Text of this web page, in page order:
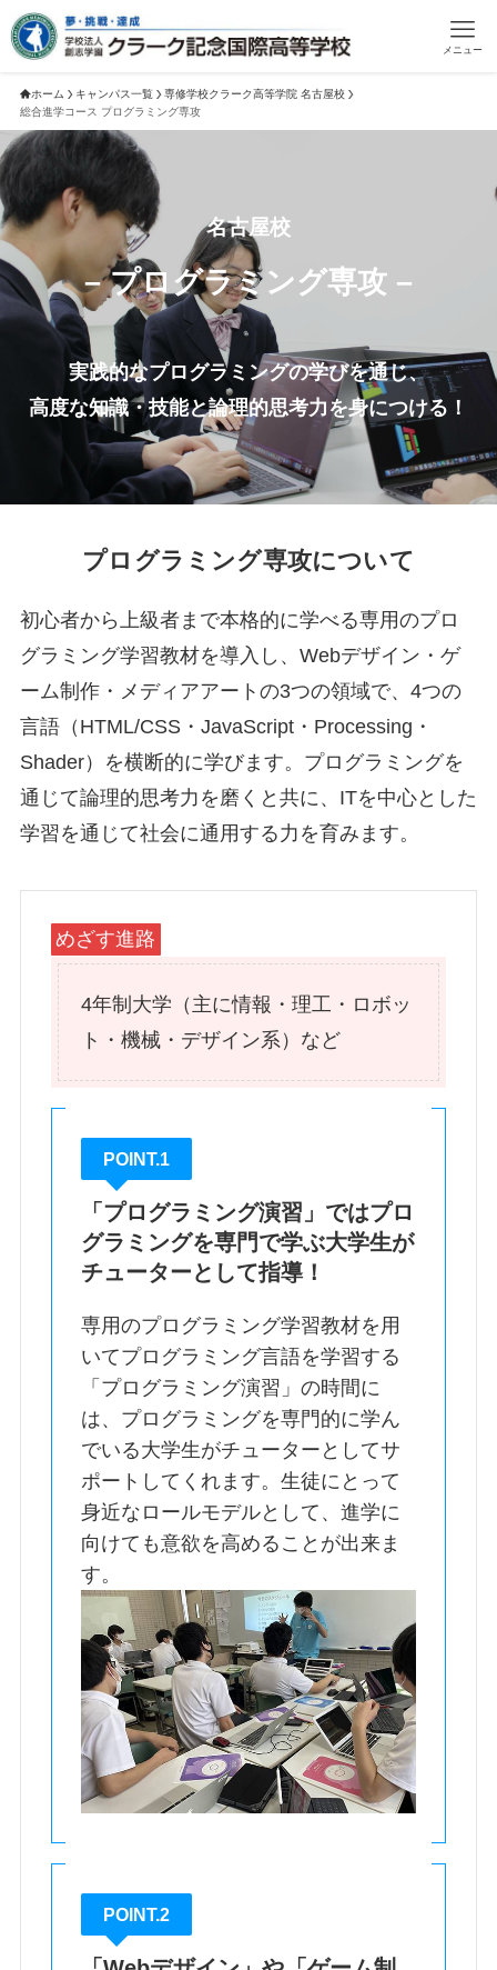
メニュー
ホーム キャンパス一覧
専修学校クラーク高等学院 名古屋校
総合進学コース プログラミング専攻
名古屋校
– プログラミング専攻 –
実践的なプログラミングの学びを通じ、
高度な知識・技能と論理的思考力を身につける！
プログラミング専攻について
初心者から上級者まで本格的に学べる専用のプロ
グラミング学習教材を導入し、Webデザイン・ゲ
ーム制作・メディアアートの3つの領域で、4つの
言語（HTML/CSS・JavaScript・Processing・
Shader）を横断的に学びます。プログラミングを
通じて論理的思考力を磨くと共に、ITを中心とした
学習を通じて社会に通用する力を育みます。
めざす進路
4年制大学（主に情報・理工・ロボッ
ト・機械・デザイン系）など
POINT.1
「プログラミング演習」ではプロ
グラミングを専門で学ぶ大学生が
チューターとして指導！
専用のプログラミング学習教材を用
いてプログラミング言語を学習する
「プログラミング演習」の時間に
は、プログラミングを専門的に学ん
でいる大学生がチューターとしてサ
ポートしてくれます。生徒にとって
身近なロールモデルとして、進学に
向けても意欲を高めることが出来ま
す。
POINT.2